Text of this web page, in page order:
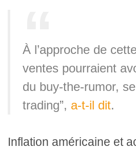
À l’approche de
ventes pourraient
du buy-the-rumor,
trading”, a-t-il dit.
Inflation américaine et